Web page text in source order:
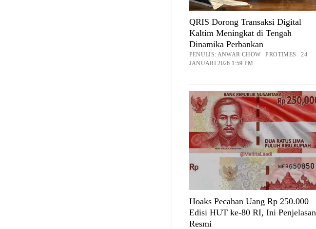
QRIS Dorong Transaksi Digital
Kaltim Meningkat di Tengah
Dinamika Perbankan
PENULIS: ANWAR CHOW PROTIMES 24
JANUARI 2026 1:59 PM
Hoaks Pecahan Uang Rp 250.000
Edisi HUT ke-80 RI, Ini Penjelasan
Resmi